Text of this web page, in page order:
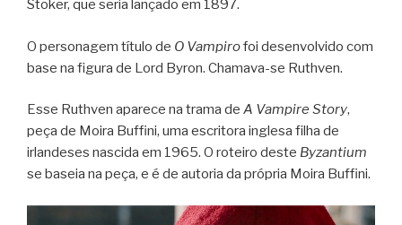
Stoker, que seria lançado em 1897.
O personagem título de O Vampirofoi desenvolvido com
base na figura de Lord Byron. Chamava-se Ruthven.
Esse Ruthven aparece na trama de A Vampire Story,
peça de Moira Buffini, uma escritora inglesa filha de
irlandeses nascida em 1965. O roteiro deste Byzantium
se baseia na peça, e é de autoria da própria Moira Buffini.